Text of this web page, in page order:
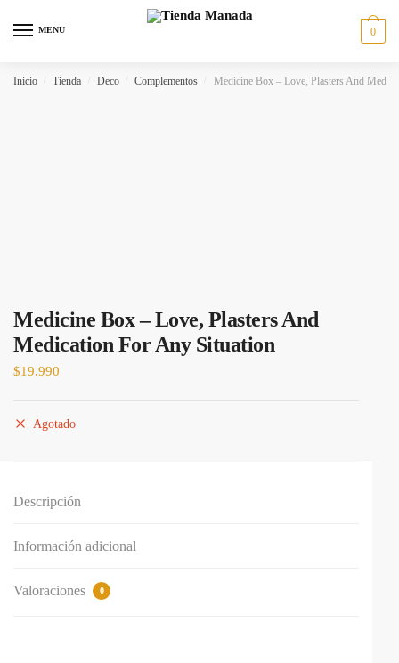
MENU 0
Inicio Tienda Deco Complementos Medicine Box – Love, Plasters And
Medicine Box – Love, Plasters And
Medication For Any Situation
$19.990
Agotado
Descripción
Información adicional
Valoraciones 0